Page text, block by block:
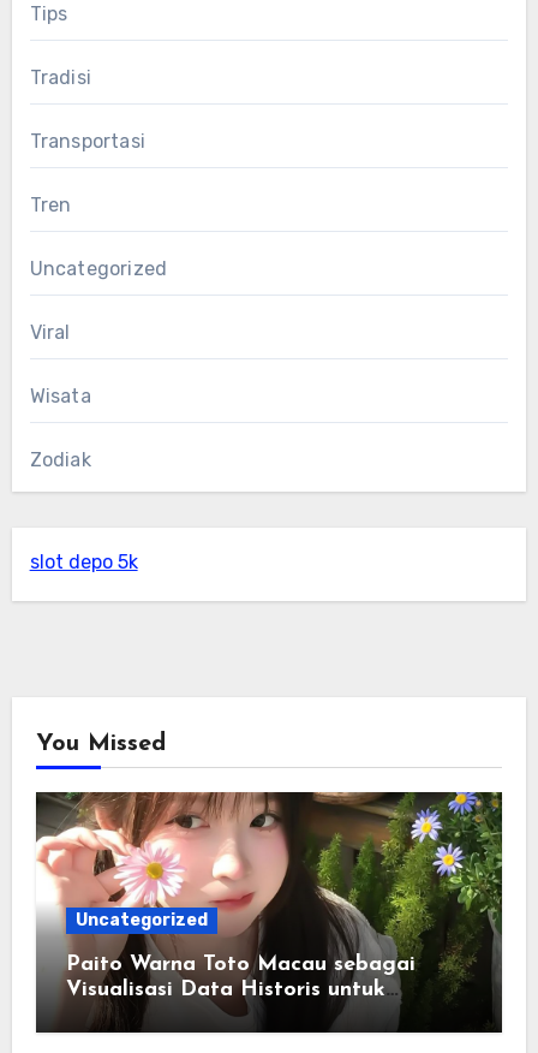
Tips
Tradisi
Transportasi
Tren
Uncategorized
Viral
Wisata
Zodiak
slot depo 5k
You Missed
Uncategorized
Paito Warna Toto Macau sebagai
Visualisasi Data Historis untuk
Memahami Informasi Secara Lebih
Terstruktur